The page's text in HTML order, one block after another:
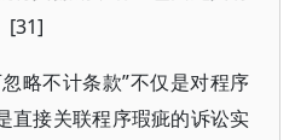
[31]
略不计条款”不仅是对程序
直接关联程序瑕疵的诉讼实